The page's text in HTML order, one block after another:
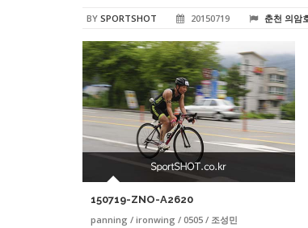
BY SPORTSHOT 20150719 춘천 의암
150719-ZNO-A2620
panning / ironwing / 0505 / 조성민